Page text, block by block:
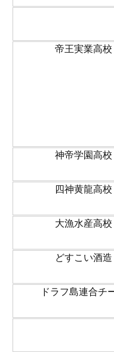
帝王実業高校
神帝学園高校
四神黄龍高校
大漁水産高校
どすこい酒造
ドラフ島連合チ